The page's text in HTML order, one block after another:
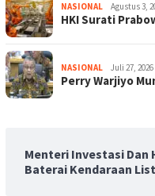
NASIONAL Agustus 3,
HKI Surati
NASIONAL Juli 27, 2026
Perry Warjiyo
Menteri Investasi Dan
Baterai Kendaraan